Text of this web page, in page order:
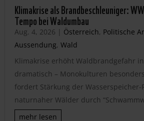
Klimakrise als Brandbeschleuniger:
Tempo bei Waldumbau
Aug. 4, 2026 | Österreich, Politische
Aussendung, Wald
Klimakrise erhöht Waldbrandgefahr
dramatisch – Monokulturen
fordert Stärkung der Wasserspeicher-
naturnaher Wälder durch
mehr lesen